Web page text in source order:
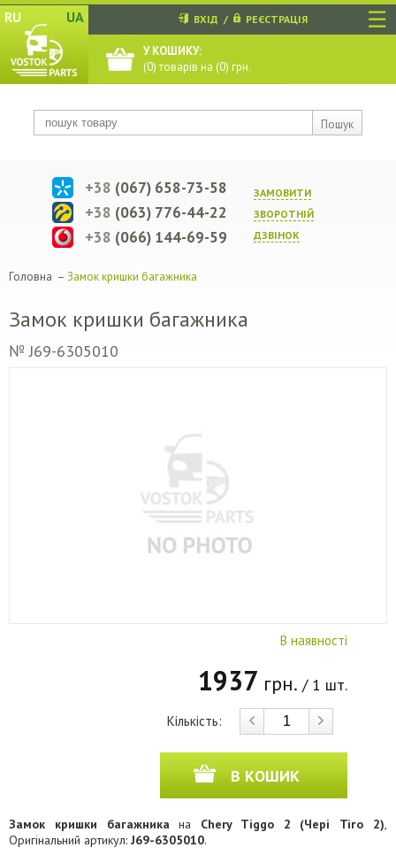
☰
RU UA
Пошук
ВХІД / РЕЄСТРАЦІЯ
У КОШИКУ:
(0) товарів на (0) грн.
ЗАМОВИТИ
ЗВОРОТНIЙ
ДЗВIНОК
+38 (067) 658-73-58
+38 (063) 776-44-22
+38 (066) 144-69-59
Головна – Замок кришки багажника
Замок кришки багажника
№ J69-6305010
В наявності
1937 грн. / 1 шт.
Кількість:
В КОШИК
Замок кришки багажника на Chery Tiggo 2 (Чері Тіго 2),
Оригінальний артикул: J69-6305010.